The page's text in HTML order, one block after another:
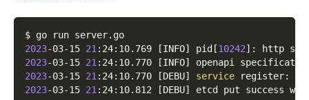
$ go run server.go
2023-03-15 21 :24:10.769 [INFO] pid [10242] : http
2023-03-15 21 :24:10.770 [INFO]
openapi
2023-03-15 21 :24:10.770 [DEBU] service register:
2023-03-15 21 :24:10.812 [DEBU] etcd put success